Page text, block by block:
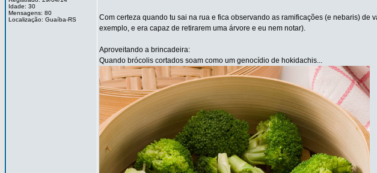
Idade: 30
Mensagens: 80
Localização: Guaíba-RS
Com certeza quando tu sai na rua e fica observando as ramificações (e nebaris)
exemplo, e era capaz de retirarem uma árvore e eu nem notar).
Aproveitando a brincadeira:
Quando brócolis cortados soam como um genocídio de hokidachis...